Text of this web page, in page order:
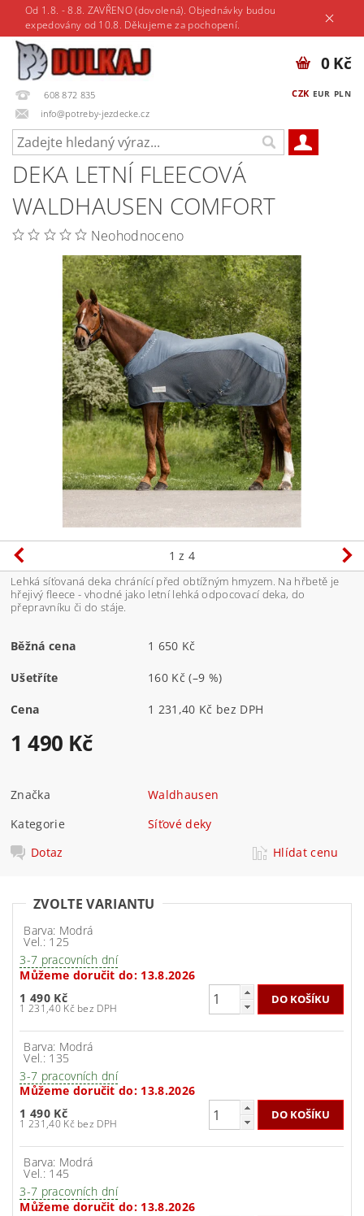
Od 1.8. - 8.8. ZAVŘENO (dovolená). Objednávky budou
expedovány od 10.8. Děkujeme za pochopení.
608 872 835
info@potreby-jezdecke.cz
CZK EUR PLN
0 Kč
DEKA LETNÍ FLEECOVÁ
WALDHAUSEN COMFORT
Neohodnoceno
1 z 4
Lehká síťovaná deka chránící před obtížným hmyzem. Na hřbetě je
hřejivý fleece - vhodné jako letní lehká odpocovací deka, do
přepravníku či do stáje.
Běžná cena 1 650 Kč
Ušetříte 160 Kč(–9 %)
Cena 1 231,40 Kč bez DPH
1 490 Kč
Značka
Waldhausen
Kategorie
Síťové deky
Dotaz
Hlídat cenu
ZVOLTE VARIANTU
Barva: Modrá
Vel.: 125
3-7 pracovních dní
Můžeme doručit do: 13.8.2026
1 490 Kč
1 231,40 Kč bez DPH
Barva: Modrá
Vel.: 135
3-7 pracovních dní
Můžeme doručit do: 13.8.2026
1 490 Kč
1 231,40 Kč bez DPH
Barva: Modrá
Vel.: 145
3-7 pracovních dní
Můžeme doručit do: 13.8.2026